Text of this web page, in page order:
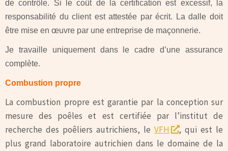
de contrôle. Si le coût de la certification est excessif, la
responsabilité du client est attestée par écrit. La dalle doit
être mise en œuvre par une entreprise de maçonnerie.
Je travaille uniquement dans le cadre d’une assurance
complète.
Combustion propre
La combustion propre est garantie par la conception sur
mesure des poêles et est certifiée par l’institut de
recherche des poêliers autrichiens, le VFH
, qui est le
plus grand laboratoire autrichien dans le domaine de la